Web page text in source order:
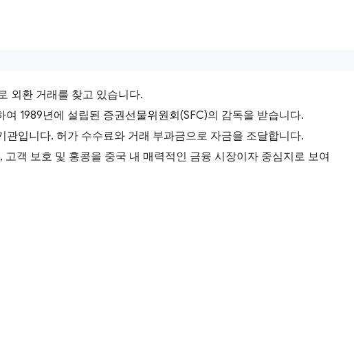
외환 거래를 찾고 있습니다.
1989년에 설립된 증권선물위원회(SFC)의 감독을 받습니다.
입니다. 허가 수수료와 거래 부과금으로 자금을 조달합니다.
객 보호 및 홍콩을 중국 내 매력적인 금융 시장이자 중심지로 보여